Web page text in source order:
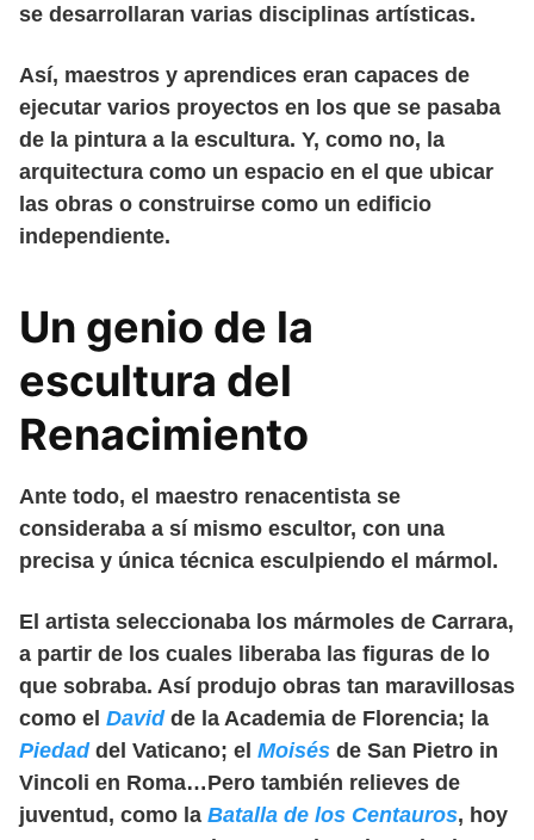
se desarrollaran varias disciplinas artísticas.
Así, maestros y aprendices eran capaces de
ejecutar varios proyectos en los que se pasaba
de la pintura a la escultura. Y, como no, la
arquitectura como un espacio en el que ubicar
las obras o construirse como un edificio
independiente.
Un genio de la
escultura del
Renacimiento
Ante todo, el maestro renacentista se
consideraba a sí mismo escultor, con una
precisa y única técnica esculpiendo el mármol.
El artista seleccionaba los mármoles de Carrara,
a partir de los cuales liberaba las figuras de lo
que sobraba. Así produjo obras tan maravillosas
como el David de la Academia de Florencia; la
Piedaddel Vaticano; el Moisés de San Pietro in
Vincoli en Roma…Pero también relieves de
juventud, como la Batalla de los Centauros, hoy